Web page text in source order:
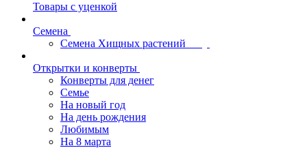
Товары с уценкой
Семена
Семена Хищных растений
Открытки и конверты
Конверты для денег
Семье
На новый год
На день рождения
Любимым
На 8 марта